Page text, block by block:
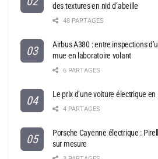
des textures en nid d’abeille
48 PARTAGES
Airbus A380 : entre inspections
mue en laboratoire volant
6 PARTAGES
Le prix d’une voiture électrique en
4 PARTAGES
Porsche Cayenne électrique :
sur mesure